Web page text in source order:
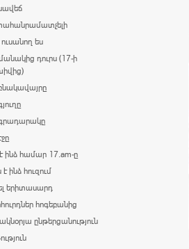
ես
դուրս (17-ի
է ինձ համար 17.am-ը
է ինձ հուզում
երիտասարդ
հոգեբանից
ընթերցանություն